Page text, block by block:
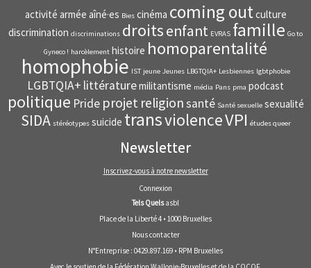
activité armée aîné·es Bies cinéma coming outculture
discrimination discriminations droitsenfant EVRAS famille Go to
Gyneco ! harcèlement histoire homoparentalité
homophobie IST jeune Jeunes LBGTQIA+ Lesbiennes lgbtphobie
LGBTQIA+ littératuremilitantisme média Pans pma podcast
politique Pride projet religionsanté Santé sexuelle sexualité
SIDA stéréotypes suicide transviolenceVPI études queer
Newsletter
Inscrivez-vous à notre newsletter
Connexion
Tels Quelsasbl
Place de la Liberté 4 • 1000 Bruxelles
Nous contacter
N°Entreprise : 0429.897.169 • RPM Bruxelles